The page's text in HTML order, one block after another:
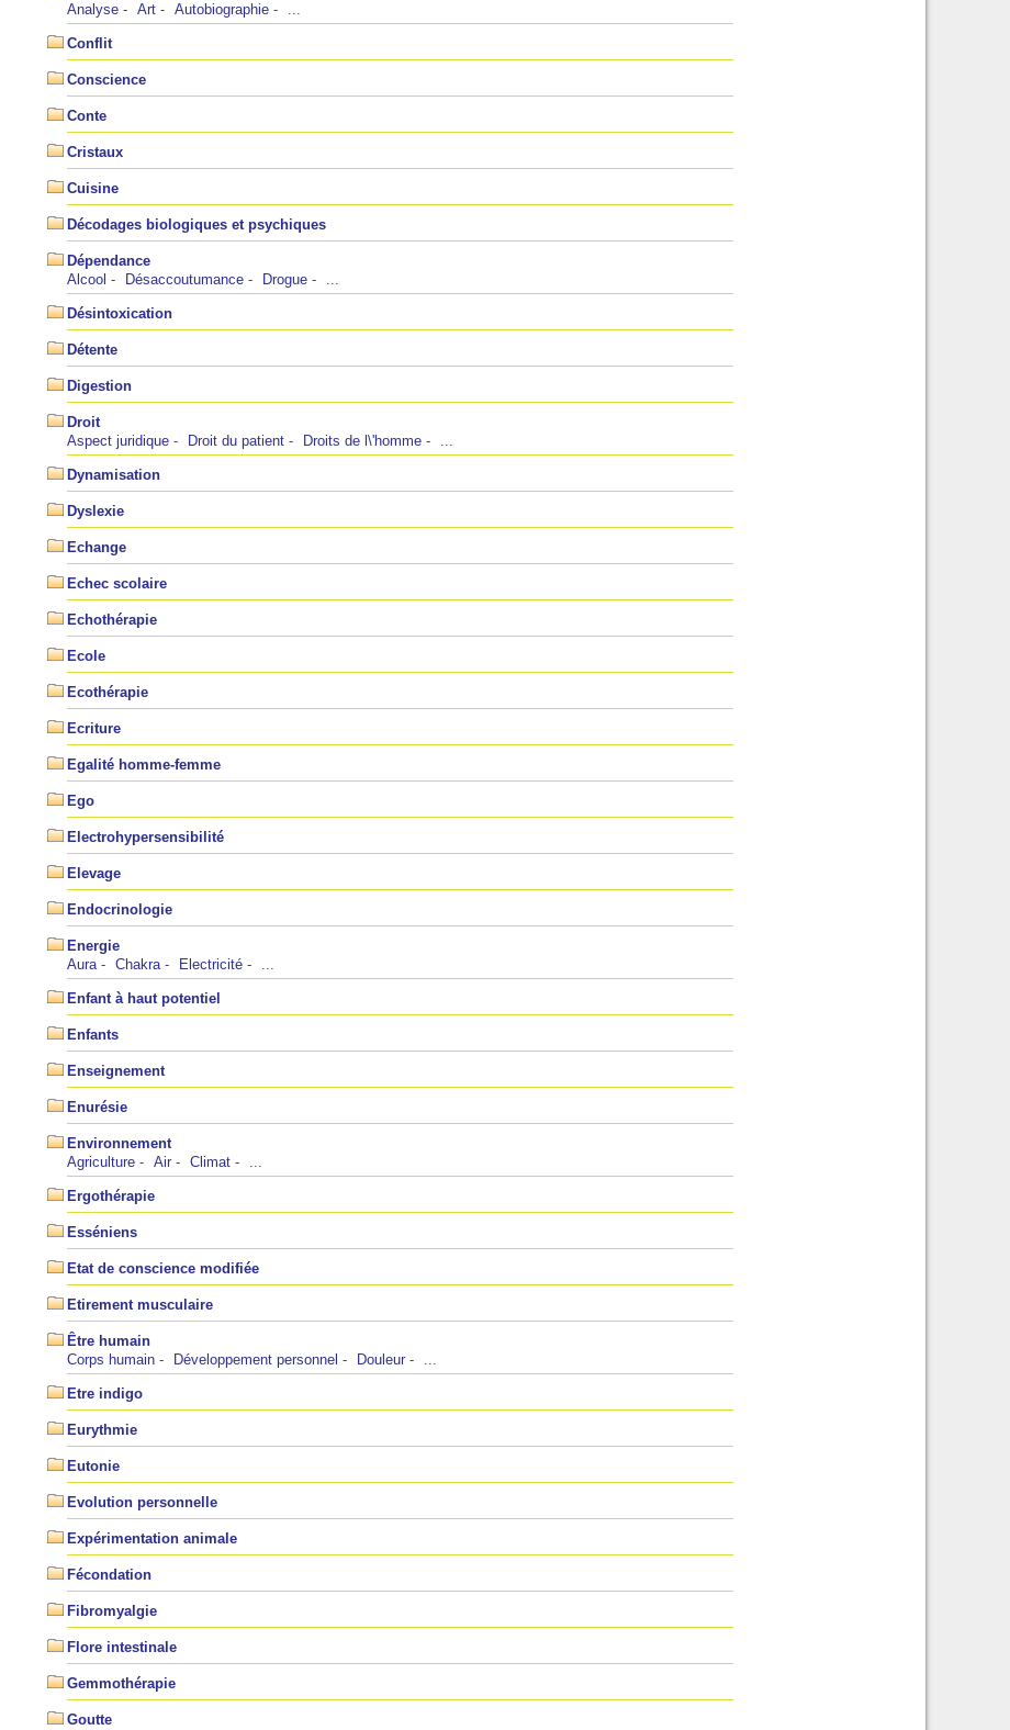
Analyse
Art Autobiographie ...
Conflit
Conscience
Conte
Cristaux
Cuisine
Décodages biologiques et psychiques
Dépendance
Alcool
Désaccoutumance Drogue ...
Désintoxication
Détente
Digestion
Droit
Aspect juridique
Droit du patient Droits de l\'homme ...
Dynamisation
Dyslexie
Echange
Echec scolaire
Echothérapie
Ecole
Ecothérapie
Ecriture
Egalité homme-femme
Ego
Electrohypersensibilité
Elevage
Endocrinologie
Energie
Aura
Chakra Electricité ...
Enfant à haut potentiel
Enfants
Enseignement
Enurésie
Environnement
Agriculture
Air Climat ...
Ergothérapie
Esséniens
Etat de conscience modifiée
Etirement musculaire
Être humain
Corps humain
Développement personnel Douleur ...
Etre indigo
Eurythmie
Eutonie
Evolution personnelle
Expérimentation animale
Fécondation
Fibromyalgie
Flore intestinale
Gemmothérapie
Goutte